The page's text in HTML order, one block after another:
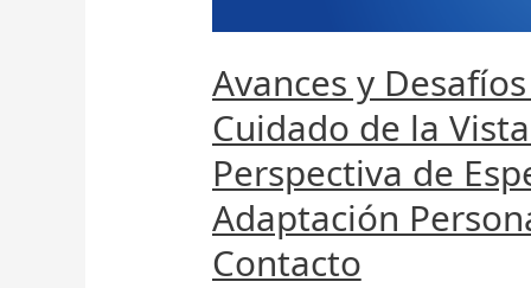
Avances y
Cuidado de la
Perspectiva de
Adaptación
Contacto
Cuidado
de
la
Vista
en
América
Latina:
Perspectiva
de